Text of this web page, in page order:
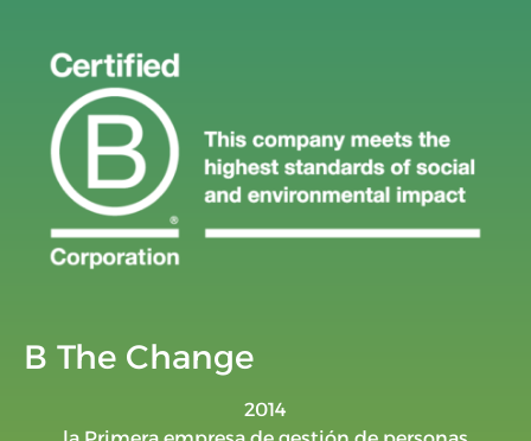
B The Change
2014